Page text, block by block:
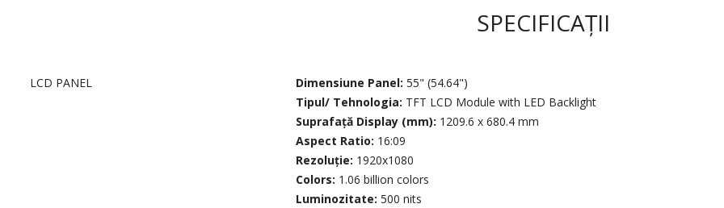
SPECIFICAȚII
LCD PANEL Dimensiune Panel: 55" (54.64")
Tipul/ Tehnologia: TFT LCD Module with LED Backlight
Suprafață Display (mm): 1209.6 x 680.4 mm
Aspect Ratio: 16:09
Rezoluție: 1920x1080
Colors: 1.06 billion colors
Luminozitate: 500 nits